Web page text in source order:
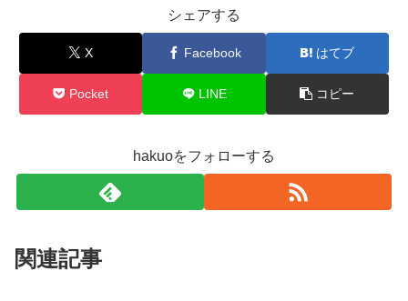
シェアする
X Facebook はてブ
Pocket LINE コピー
hakuoをフォローする
関連記事